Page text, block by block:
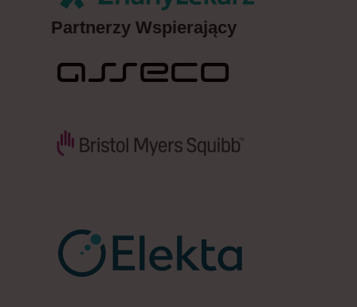
Partnerzy Wspierający